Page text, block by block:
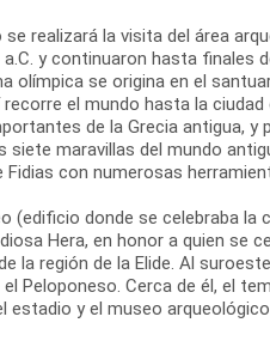
se realizará la visita del área
y continuaron hasta finales
olímpica se origina en el
recorre el mundo hasta la
de la Grecia antigua,
siete maravillas del mundo
con numerosas
(edificio donde se celebraba la
Hera, en honor a quien se
la región de la Elide. Al
Peloponeso. Cerca de él, el
estadio y el museo